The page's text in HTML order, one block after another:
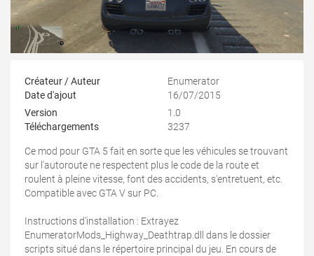
Créateur / Auteur
Enumerator
Date d'ajout
16/07/2015
Version
1.0
Téléchargements
3237
Ce mod pour GTA 5 fait en sorte que les véhicules se trouvant
sur l'autoroute ne respectent plus le code de la route et
roulent à pleine vitesse, font des accidents, s'entretuent, etc.
Compatible avec GTA V sur PC.
Instructions d'installation : Extrayez
EnumeratorMods_Highway_Deathtrap.dll dans le dossier
scripts situé dans le répertoire principal du jeu. En cours de